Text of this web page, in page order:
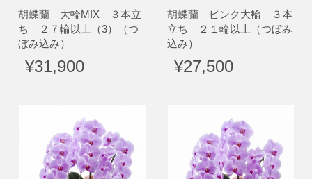
胡蝶蘭 大輪MIX ３本立
ち ２７輪以上（3）（つ
ぼみ込み）
¥31,900
胡蝶蘭 ピンク大輪 ３本
立ち ２１輪以上（つぼみ
込み）
¥27,500